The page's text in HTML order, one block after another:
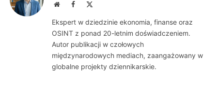
WebsiteFacebook
Ekspert w dziedzinie ekonomia, finanse oraz
OSINT z ponad 20-letnim doświadczeniem.
Autor publikacji w czołowych
międzynarodowych mediach, zaangażowany w
globalne projekty dziennikarskie.